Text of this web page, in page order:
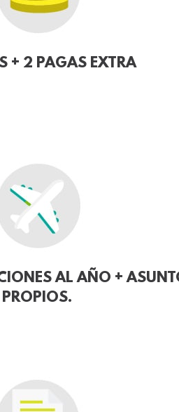
+ 2 PAGAS EXTRA
AL AÑO +
PROPIOS.